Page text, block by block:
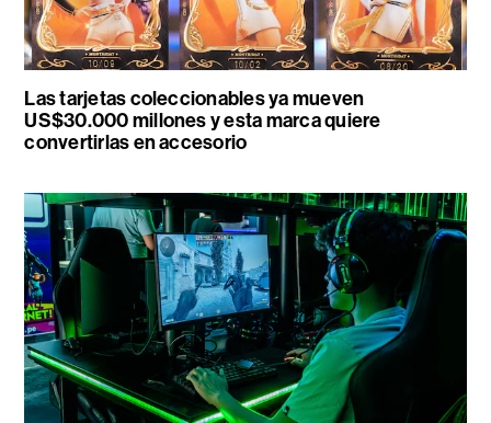
Las tarjetas coleccionables ya mueven
US$30.000 millones y esta marca quiere
convertirlas en accesorio